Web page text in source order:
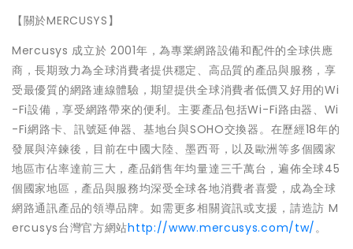
【關於MERCUSYS】
Mercusys 成立於 2001年，為專業網路設備和配件的全球供應
商，長期致力為全球消費者提供穩定、高品質的產品與服務，享
受最優質的網路連線體驗，期望提供全球消費者低價又好用的Wi
-Fi設備，享受網路帶來的便利。主要產品包括Wi-Fi路由器、Wi
-Fi網路卡、訊號延伸器、基地台與SOHO交換器。在歷經18年的
發展與淬鍊後，目前在中國大陸、墨西哥，以及歐洲等多個國家
地區市佔率達前三大，產品銷售年均量達三千萬台，遍佈全球45
個國家地區，產品與服務均深受全球各地消費者喜愛，成為全球
網路通訊產品的領導品牌。如需更多相關資訊或支援，請造訪 M
ercusys台灣官方網站http://www.mercusys.com/tw/。